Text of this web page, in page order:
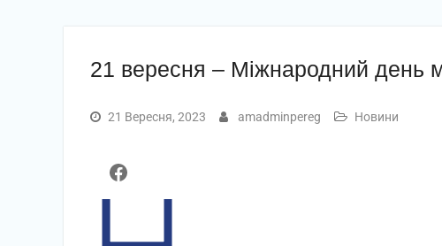
21 вересня – Міжнародний день
21 Вересня, 2023 amadminpereg Новини
Facebook